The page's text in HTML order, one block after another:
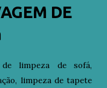
DE
limpeza de sofá,
limpeza de tapete